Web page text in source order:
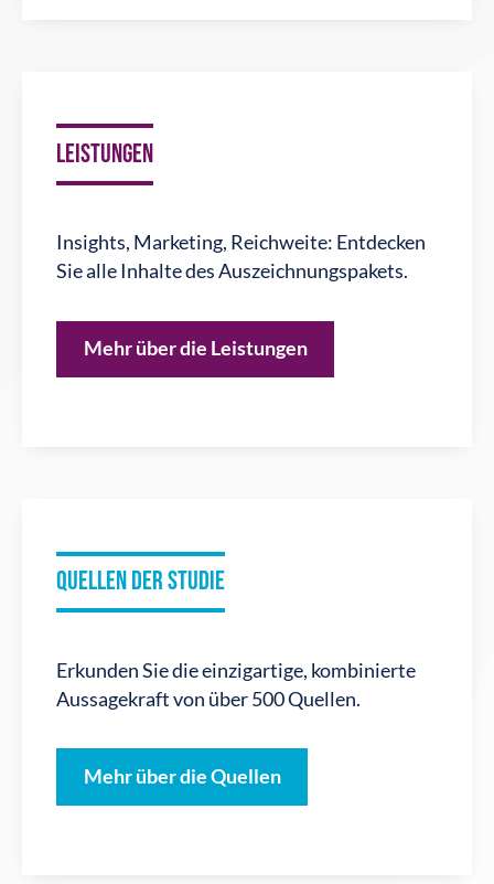
LEISTUNGEN
Insights, Marketing, Reichweite: Entdecken
Sie alle Inhalte des Auszeichnungspakets.
Mehr über die Leistungen
QUELLEN DER STUDIE
Erkunden Sie die einzigartige, kombinierte
Aussagekraft von über 500 Quellen.
Mehr über die Quellen